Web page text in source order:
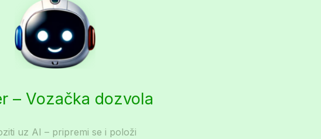
– Vozačka dozvola
uz AI – pripremi se i položi